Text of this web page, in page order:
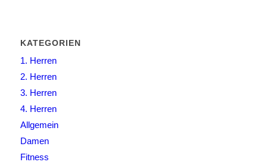
KATEGORIEN
1. Herren
2. Herren
3. Herren
4. Herren
Allgemein
Damen
Fitness